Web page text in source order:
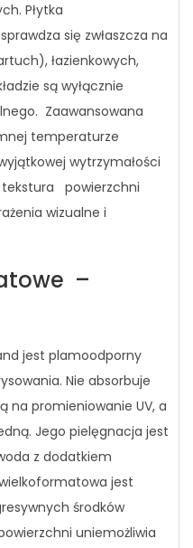
Płytka
się zwłaszcza na
łazienkowych,
są wyłącznie
Zaawansowana
temperaturze
wytrzymałości
tekstura powierzchni
wizualne i
–
jest plamoodporny
Nie absorbuje
na promieniowanie UV, a
Jego pielęgnacja jest
z dodatkiem
jest
środków
uniemożliwia